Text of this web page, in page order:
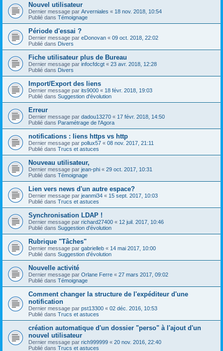
Nouvel utilisateur
Dernier message par Arverniales « 18 nov. 2018, 10:54
Publié dans Témoignage
Période d'essai ?
Dernier message par eDonovan « 09 oct. 2018, 22:02
Publié dans Divers
Fiche utilisateur plus de Bureau
Dernier message par infocfdcgt « 23 avr. 2018, 12:28
Publié dans Divers
Import/Export des liens
Dernier message par its9000 « 18 févr. 2018, 19:03
Publié dans Suggestion d'évolution
Erreur
Dernier message par dadou13270 « 17 févr. 2018, 14:50
Publié dans Paramétrage de l'Agora
notifications : liens https vs http
Dernier message par pollux57 « 08 nov. 2017, 21:11
Publié dans Trucs et astuces
Nouveau utilisateur,
Dernier message par jean-phi « 29 oct. 2017, 10:31
Publié dans Témoignage
Lien vers news d'un autre espace?
Dernier message par jeanmi34 « 15 sept. 2017, 10:03
Publié dans Trucs et astuces
Synchronisation LDAP !
Dernier message par richard27400 « 12 juil. 2017, 10:46
Publié dans Suggestion d'évolution
Rubrique "Tâches"
Dernier message par gabrielleb « 14 mai 2017, 10:00
Publié dans Suggestion d'évolution
Nouvelle activité
Dernier message par Orlane Ferre « 27 mars 2017, 09:02
Publié dans Témoignage
Comment changer la structure de l'expéditeur d'une
notification
Dernier message par pst13300 « 02 déc. 2016, 10:53
Publié dans Trucs et astuces
création automatique d'un dossier "perso" à l'ajout d'un
nouvel utilisateur
Dernier message par rich999999 « 20 nov. 2016, 22:40
Publié dans Trucs et astuces